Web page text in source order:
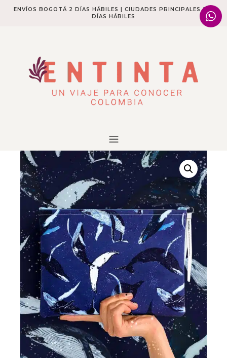
ENVÍOS BOGOTÁ 2 DÍAS HÁBILES | CIUDADES PRINCIPALES 2-4
DÍAS HÁBILES​